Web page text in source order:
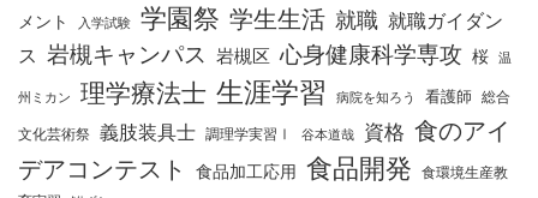
メント
入学試験 学園祭 学生生活 就職 就職ガイダン
ス 岩槻キャンパス 岩槻区 心身健康科学専攻 桜 温
州ミカン 理学療法士 生涯学習 病院を知ろう 看護師 総合
文化芸術祭 義肢装具士 調理学実習Ⅰ 谷本道哉 資格 食のアイ
デアコンテスト
食品加工応用 食品開発 食環境生産教